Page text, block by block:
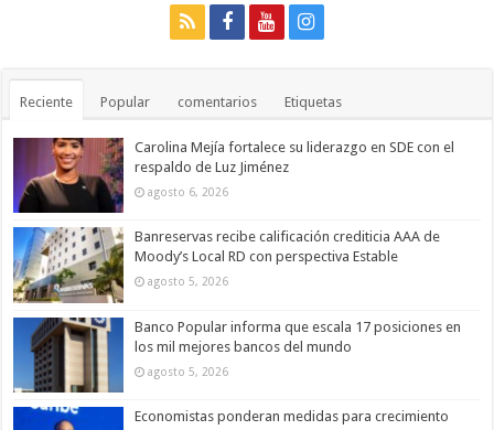
Reciente Popular comentarios Etiquetas
Carolina Mejía fortalece su liderazgo en SDE con el
respaldo de Luz Jiménez
agosto 6, 2026
Banreservas recibe calificación crediticia AAA de
Moody’s Local RD con perspectiva Estable
agosto 5, 2026
Banco Popular informa que escala 17 posiciones en
los mil mejores bancos del mundo
agosto 5, 2026
Economistas ponderan medidas para crecimiento